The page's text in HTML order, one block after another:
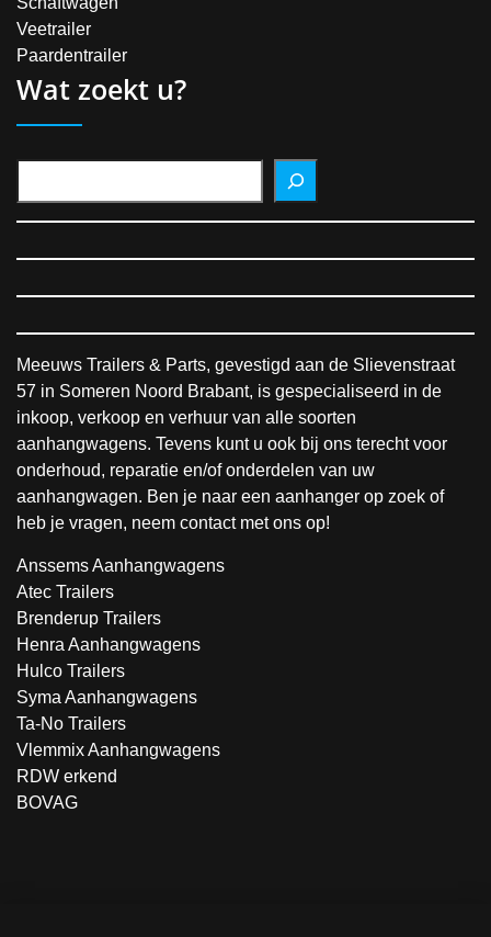
Veetrailer
Paardentrailer
Wat zoekt u?
Meeuws Trailers & Parts, gevestigd aan de Slievenstraat
57 in Someren Noord Brabant, is gespecialiseerd in de
inkoop, verkoop en verhuur van alle soorten
aanhangwagens. Tevens kunt u ook bij ons terecht voor
onderhoud, reparatie en/of onderdelen van uw
aanhangwagen. Ben je naar een aanhanger op zoek of
heb je vragen, neem contact met ons op!
Anssems Aanhangwagens
Atec Trailers
Brenderup Trailers
Henra Aanhangwagens
Hulco Trailers
Syma Aanhangwagens
Ta-No Trailers
Vlemmix Aanhangwagens
RDW erkend
BOVAG